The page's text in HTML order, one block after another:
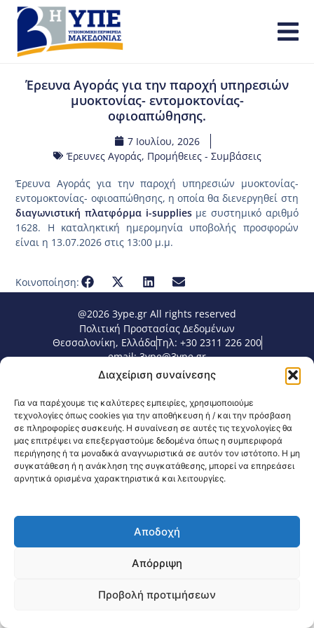
Διαχείριση συναίνεσης
Για να παρέχουμε τις καλύτερες εμπειρίες, χρησιμοποιούμε
τεχνολογίες όπως cookies για την αποθήκευση ή / και την πρόσβαση
σε πληροφορίες συσκευής. Η συναίνεση σε αυτές τις τεχνολογίες θα
μας επιτρέψει να επεξεργαστούμε δεδομένα όπως η συμπεριφορά
περιήγησης ή τα μοναδικά αναγνωριστικά σε αυτόν τον ιστότοπο. Η μη
συγκατάθεση ή η ανάκληση της συγκατάθεσης, μπορεί να επηρεάσει
αρνητικά ορισμένα χαρακτηριστικά και λειτουργίες.
Αποδοχή
Απόρριψη
Προβολή προτιμήσεων
Έρευνα Αγοράς για την παροχή υπηρεσιών
μυοκτονίας- εντομοκτονίας-
οφιοαπώθησης.
7 Ιουλίου, 2026
Έρευνες Αγοράς, Προμήθειες - Συμβάσεις
Έρευνα Αγοράς για την παροχή υπηρεσιών μυοκτονίας-
εντομοκτονίας- οφιοαπώθησης, η οποία θα διενεργηθεί στη
διαγωνιστική πλατφόρμα i-suppliesμε συστημικό αριθμό
1628. Η καταληκτική ημερομηνία υποβολής προσφορών
είναι η 13.07.2026 στις 13:00 μ.μ.
Κοινοποίηση:
@2026 3ype.gr All rights reserved
Πολιτική Προστασίας Δεδομένων
Θεσσαλονίκη, ΕλλάδαΤηλ: +30 2311 226 200
email: 3ype@3ype.gr
00008 Website Visits: 1591509